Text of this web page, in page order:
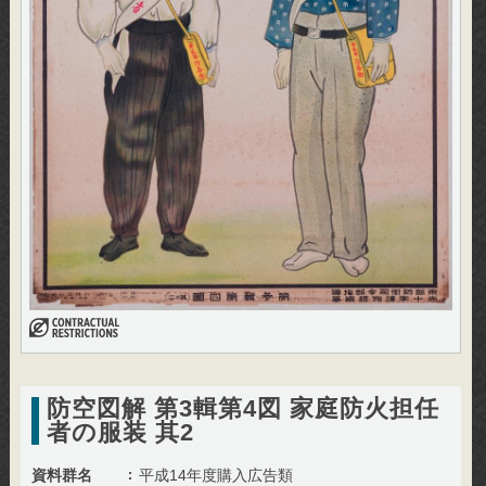
防空図解 第3輯第4図 家庭防火担任
者の服装 其2
資料群名 平成14年度購入広告類